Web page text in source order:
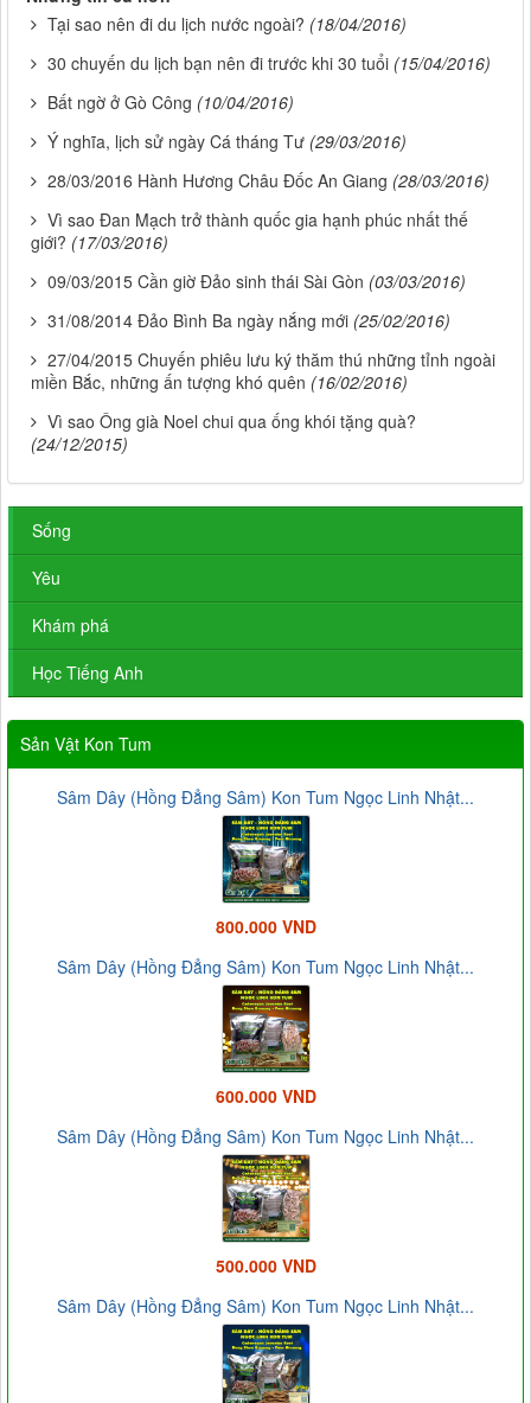
Tại sao nên đi du lịch nước ngoài? (18/04/2016)
30 chuyến du lịch bạn nên đi trước khi 30 tuổi (15/04/2016)
Bất ngờ ở Gò Công (10/04/2016)
Ý nghĩa, lịch sử ngày Cá tháng Tư (29/03/2016)
28/03/2016 Hành Hương Châu Đốc An Giang (28/03/2016)
Vì sao Đan Mạch trở thành quốc gia hạnh phúc nhất thế
giới? (17/03/2016)
09/03/2015 Cần giờ Đảo sinh thái Sài Gòn (03/03/2016)
31/08/2014 Đảo Bình Ba ngày nắng mới (25/02/2016)
27/04/2015 Chuyến phiêu lưu ký thăm thú những tỉnh ngoài
miền Bắc, những ấn tượng khó quên (16/02/2016)
Vì sao Ông già Noel chui qua ống khói tặng quà?
(24/12/2015)
Sống
Yêu
Khám phá
Học Tiếng Anh
Sản Vật Kon Tum
Sâm Dây (Hồng Đẳng Sâm) Kon Tum Ngọc Linh Nhật...
800.000 VND
Sâm Dây (Hồng Đẳng Sâm) Kon Tum Ngọc Linh Nhật...
600.000 VND
Sâm Dây (Hồng Đẳng Sâm) Kon Tum Ngọc Linh Nhật...
500.000 VND
Sâm Dây (Hồng Đẳng Sâm) Kon Tum Ngọc Linh Nhật...